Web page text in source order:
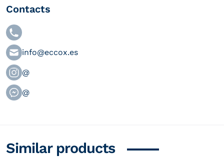
Contacts
info@eccox.es
@
@
Similar products